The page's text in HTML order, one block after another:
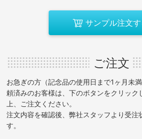
サンプル注文す
ご注文
お急ぎの方（記念品の使用日まで1ヶ月未
頼済みのお客様は、下のボタンをクリック
上、ご注文ください。
注文内容を確認後、弊社スタッフより受注
す。